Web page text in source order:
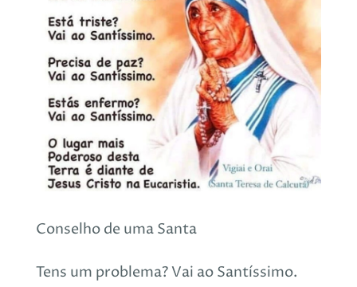
Conselho de uma Santa
Tens um problema? Vai ao Santíssimo.